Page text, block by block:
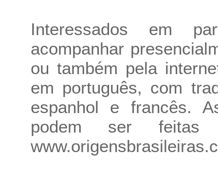
Interessados em
acompanhar
ou também pela
em português, com
espanhol e francês.
podem ser feitas